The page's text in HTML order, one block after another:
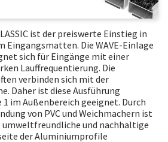
ist der preiswerte Einstieg in
Eingangsmatten. Die WAVE-Einlage
sich für Eingänge mit einer
Lauffrequentierung. Die
verbinden sich mit der
Daher ist diese Ausführung
im Außenbereich geeignet. Durch
von PVC und Weichmachern ist
umweltfreundliche und nachhaltige
der Aluminiumprofile